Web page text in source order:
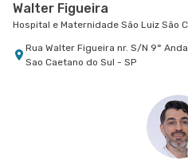
Walter Figueira
Hospital e Maternidade São Luiz São
Rua Walter Figueira nr. S/N 9°
Sao Caetano do Sul - SP
Hospital e Maternidade São Luiz
Rua Francisco Marengo nr. 955 7°